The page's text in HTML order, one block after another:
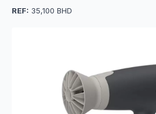
REF: 35,100 BHD